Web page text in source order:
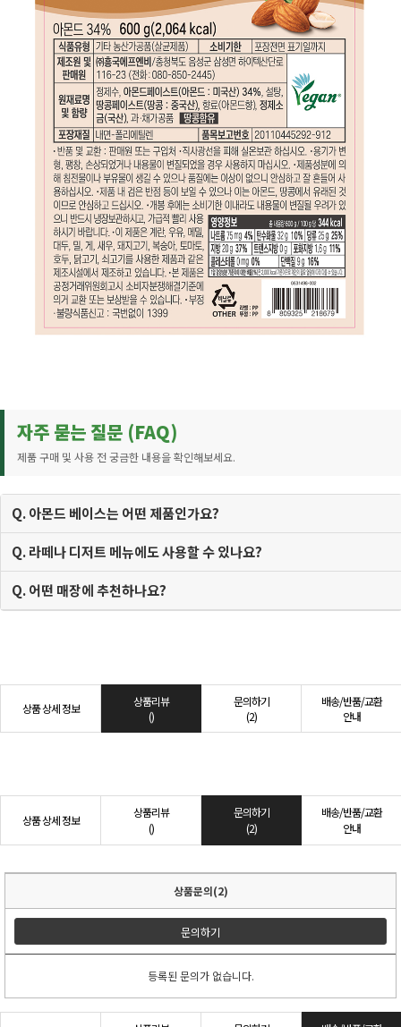
자주 묻는 질문 (FAQ)
제품 구매 및 사용 전 궁금한 내용을 확인해보세요.
Q. 아몬드 베이스는 어떤 제품인가요?
Q. 라떼나 디저트 메뉴에도 사용할 수 있나요?
Q. 어떤 매장에 추천하나요?
상품 상세 정보
상품리뷰
()
문의하기
(2)
배송/반품/교환
안내
상품 상세 정보
상품리뷰
()
문의하기
(2)
배송/반품/교환
안내
상품문의(2)
문의하기
등록된 문의가 없습니다.